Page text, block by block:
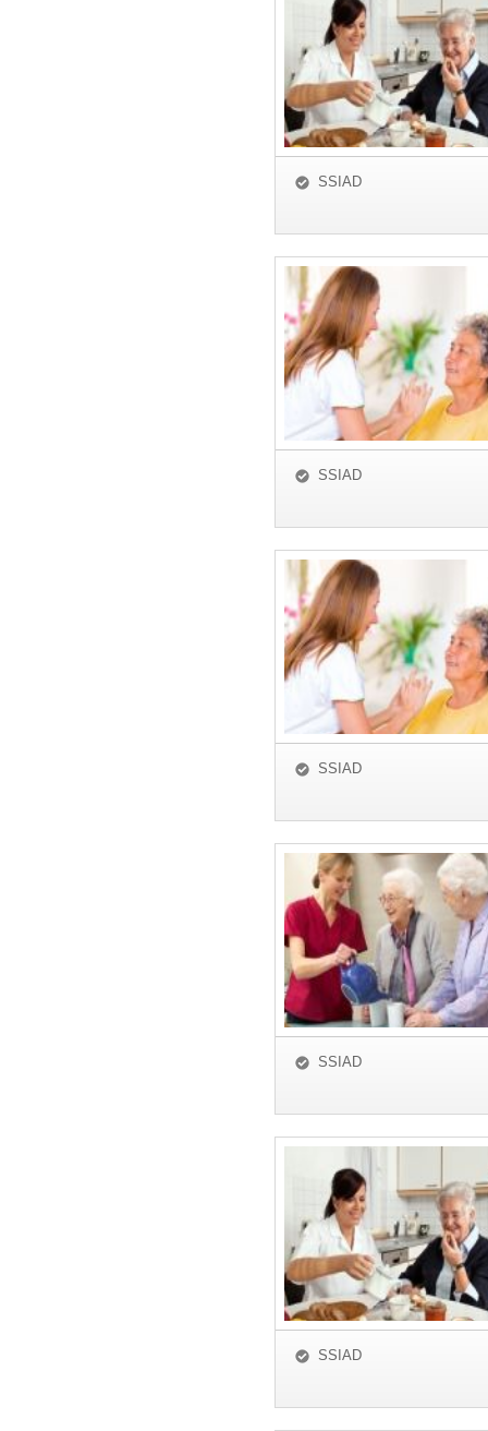
SSIAD
SSIAD
SSIAD
SSIAD
SSIAD